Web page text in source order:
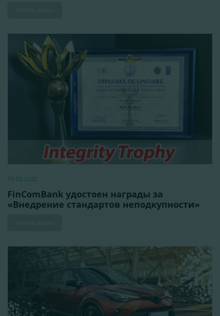
19.08.2020
FinComBank удостоен награды за
«Внедрение стандартов неподкупности»